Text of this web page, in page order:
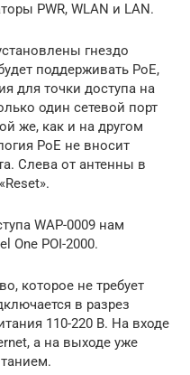
PWR, WLAN и LAN.
гнездо
поддерживать PoE,
для точки доступа на
один сетевой порт
же, как и на другом
PoE не вносит
Слева от антенны в
WAP-0009 нам
One POI-2000.
которое не требует
в разрез
110-220 В. На входе
а на выходе уже